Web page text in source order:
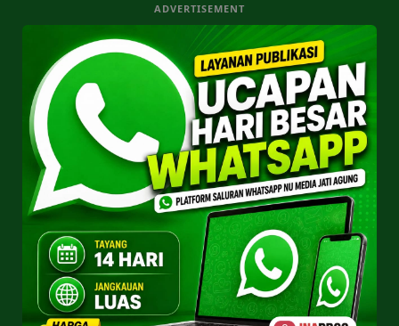
ADVERTISEMENT